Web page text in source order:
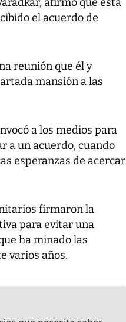
el acuerdo de
reunión que él y
mansión a las
a los medios para
a un acuerdo, cuando
esperanzas de acercar
firmaron la
para evitar una
ha minado las
varios años.